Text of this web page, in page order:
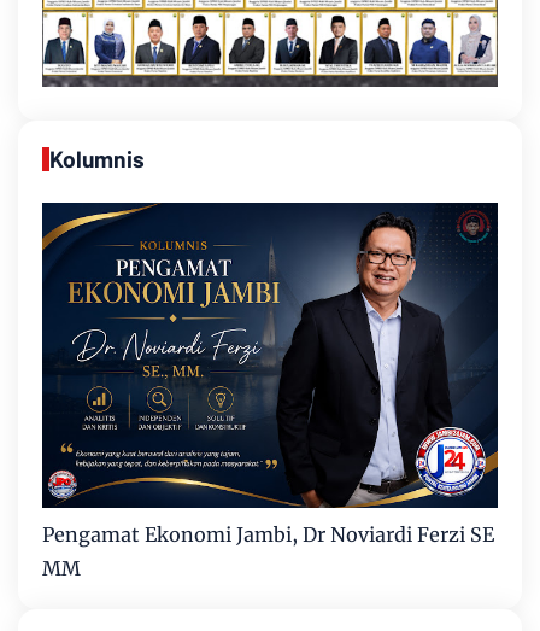
Kolumnis
Pengamat Ekonomi Jambi, Dr Noviardi Ferzi SE
MM